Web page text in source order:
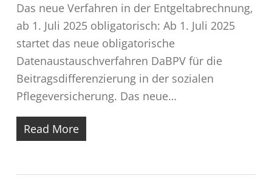
Das neue Verfahren in der Entgeltabrechnung,
ab 1. Juli 2025 obligatorisch: Ab 1. Juli 2025
startet das neue obligatorische
Datenaustauschverfahren DaBPV für die
Beitragsdifferenzierung in der sozialen
Pflegeversicherung. Das neue…
Read More